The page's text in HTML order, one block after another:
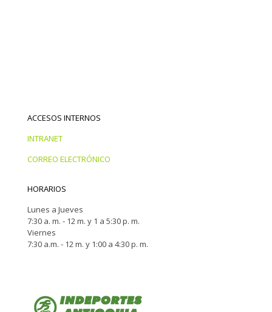
ACCESOS INTERNOS
INTRANET
CORREO ELECTRÓNICO
HORARIOS
Lunes a Jueves
7:30 a. m. - 12 m. y 1 a 5:30 p. m.
Viernes
7:30 a.m. - 12 m. y 1:00 a 4:30 p. m.